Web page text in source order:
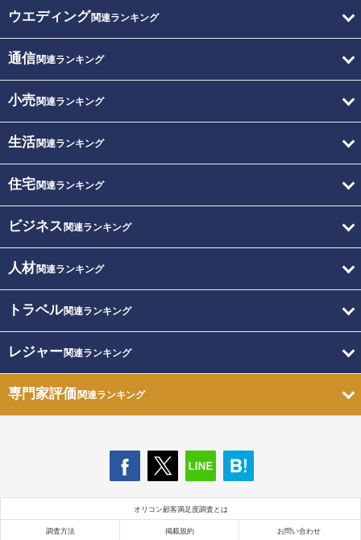
ウエディング関連ランキング
通信関連ランキング
小売関連ランキング
生活関連ランキング
住宅関連ランキング
ビジネス 関連ランキング
人材関連ランキング
トラベル関連ランキング
レジャー関連ランキング
専門家評価関連ランキング
オリコン顧客満足度調査とは
調査方法 掲載規約 お問い合わせ